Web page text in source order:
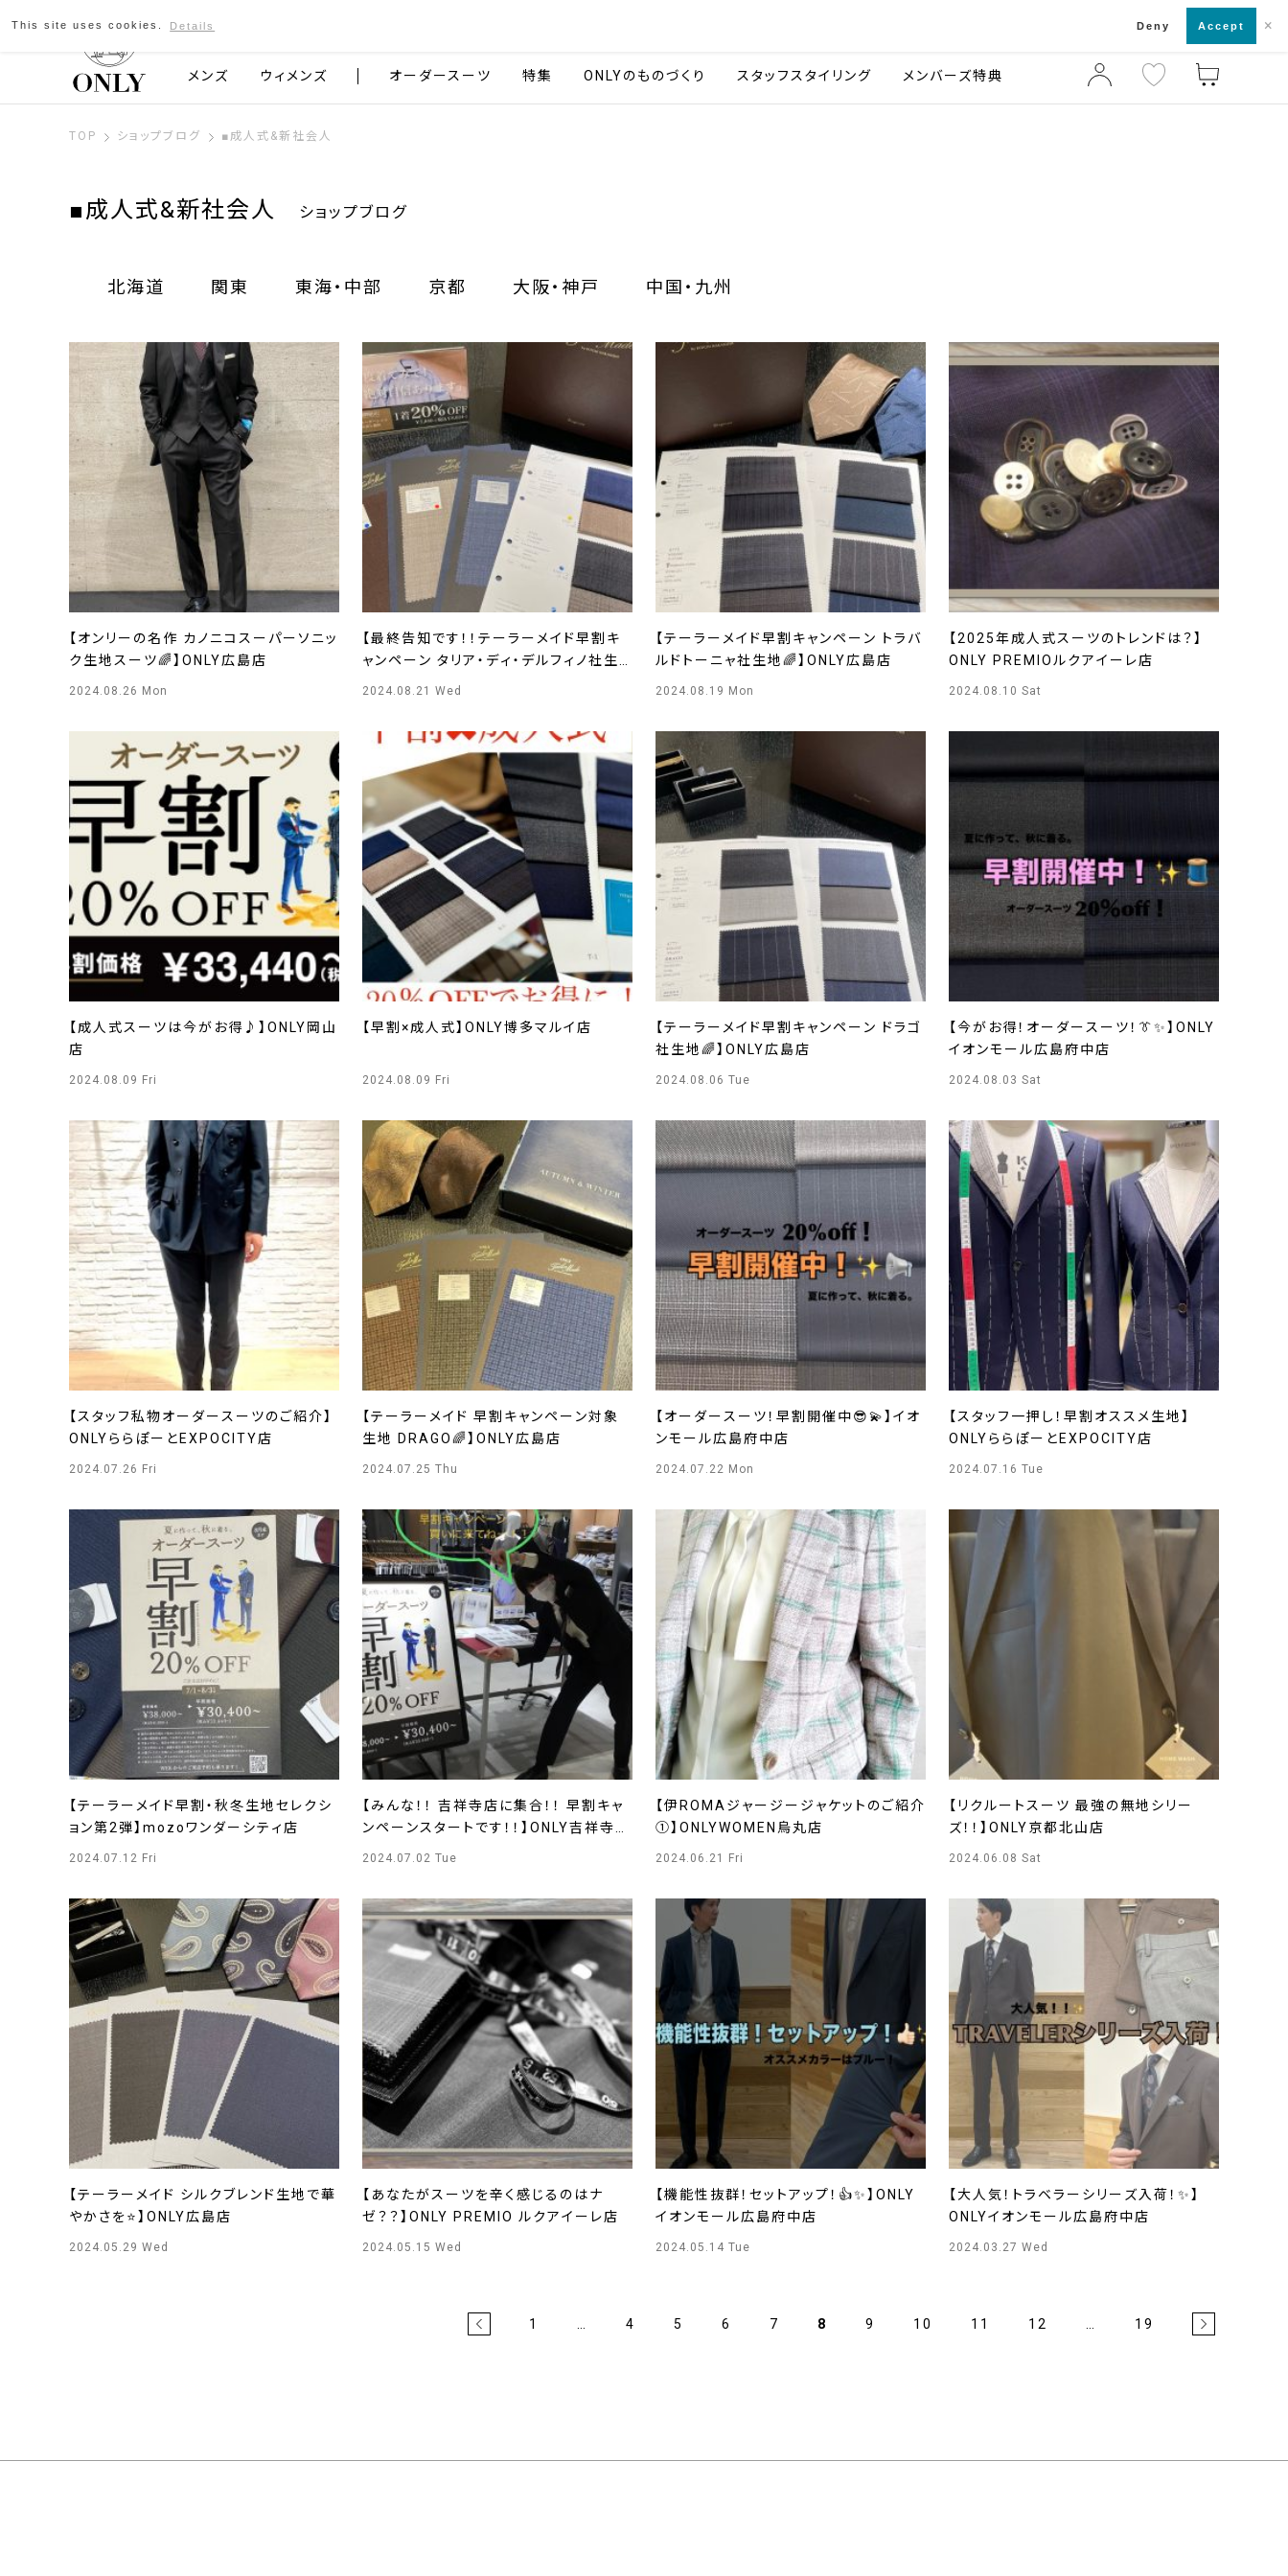
京都発のスーツブランド ONLY 店舗一覧・来店予約
メンズ ウィメンズ オーダースーツ 特集 ONLYのものづくり スタッフスタイリング メンバーズ特典
TOP ショップブログ ■成人式&新社会人
■成人式&新社会人 ショップブログ
北海道 関東 東海・中部 京都 大阪・神戸 中国・九州
【オンリーの名作 カノニコスーパーソニッ
ク生地スーツ🌈】ONLY広島店
2024.08.26 Mon
【最終告知です！！テーラーメイド早割キ
ャンペーン タリア・ディ・デルフィノ社生
地🌈】ONLY広島店
2024.08.21 Wed
【テーラーメイド早割キャンペーン トラバ
ルドトーニャ社生地🌈】ONLY広島店
2024.08.19 Mon
【2025年成人式スーツのトレンドは？】
ONLY PREMIOルクアイーレ店
2024.08.10 Sat
【成人式スーツは今がお得♪】ONLY岡山
店
2024.08.09 Fri
【早割×成人式】ONLY博多マルイ店
2024.08.09 Fri
【テーラーメイド早割キャンペーン ドラゴ
社生地🌈】ONLY広島店
2024.08.06 Tue
【今がお得！オーダースーツ！👔✨】ONLY
イオンモール広島府中店
2024.08.03 Sat
【スタッフ私物オーダースーツのご紹介】
ONLYららぽーとEXPOCITY店
2024.07.26 Fri
【テーラーメイド 早割キャンペーン対象
生地 DRAGO🌈】ONLY広島店
2024.07.25 Thu
【オーダースーツ！早割開催中😎💫】イオ
ンモール広島府中店
2024.07.22 Mon
【スタッフ一押し！早割オススメ生地】
ONLYららぽーとEXPOCITY店
2024.07.16 Tue
【テーラーメイド早割・秋冬生地セレクシ
ョン第2弾】mozoワンダーシティ店
2024.07.12 Fri
【みんな！！ 吉祥寺店に集合！！ 早割キャ
ンペーンスタートです！！】ONLY吉祥寺
2024.07.02 Tue
【伊ROMAジャージージャケットのご紹介
①】ONLYWOMEN烏丸店
2024.06.21 Fri
【リクルートスーツ 最強の無地シリー
ズ！！】ONLY京都北山店
2024.06.08 Sat
【テーラーメイド シルクブレンド生地で華
やかさを⭐】ONLY広島店
2024.05.29 Wed
【あなたがスーツを辛く感じるのはナ
ゼ？？】ONLY PREMIO ルクアイーレ店
2024.05.15 Wed
【機能性抜群！セットアップ！👍✨】ONLY
イオンモール広島府中店
2024.05.14 Tue
【大人気！トラベラーシリーズ入荷！✨】
ONLYイオンモール広島府中店
2024.03.27 Wed
1 4 5 6 7 8 9 10 11 12 19
This site uses cookies. Details Deny Accept ×